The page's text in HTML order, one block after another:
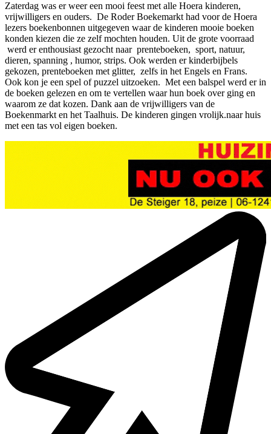
Zaterdag was er weer een mooi feest met alle Hoera kinderen,
vrijwilligers en ouders. De Roder Boekemarkt had voor de Hoera
lezers boekenbonnen uitgegeven waar de kinderen mooie boeken
konden kiezen die ze zelf mochten houden. Uit de grote voorraad
werd er enthousiast gezocht naar prenteboeken, sport, natuur,
dieren, spanning , humor, strips. Ook werden er kinderbijbels
gekozen, prenteboeken met glitter, zelfs in het Engels en Frans.
Ook kon je een spel of puzzel uitzoeken. Met een balspel werd er in
de boeken gelezen en om te vertellen waar hun boek over ging en
waarom ze dat kozen. Dank aan de vrijwilligers van de
Boekenmarkt en het Taalhuis. De kinderen gingen vrolijk.naar huis
met een tas vol eigen boeken.